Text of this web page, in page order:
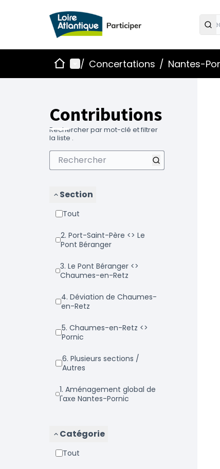
AccueilMenu principal
/ Concertations / Nantes-
Contributions
Rechercher par mot-clé et filtrer
la liste .
Section
Tout
2. Port-Saint-Père <> Le
Pont Béranger
3. Le Pont Béranger <>
Chaumes-en-Retz
4. Déviation de Chaumes-
en-Retz
5. Chaumes-en-Retz <>
Pornic
6. Plusieurs sections /
Autres
1. Aménagement global de
l'axe Nantes-Pornic
Catégorie
Tout